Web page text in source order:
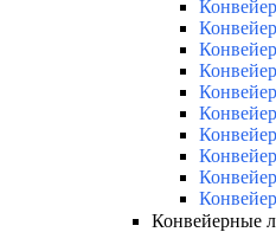
Конвейерные